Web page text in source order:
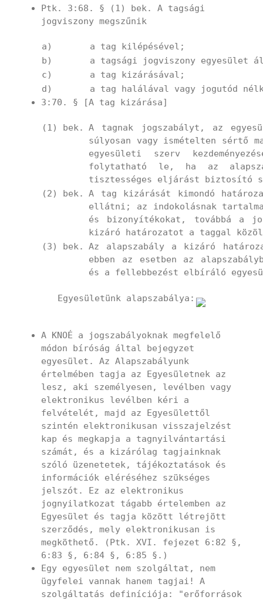
Ptk. 3:68. § (1) bek. A tagsági
jogviszony megszűnik
a)
a tag kilépésével;
b)
a tagsági jogviszony egyesület
c)
a tag kizárásával;
d)
a tag halálával vagy jogutód
3:70. § [A tag kizárása]
(1) bek.
A tagnak jogszabályt, az
súlyosan vagy ismételten sértő
egyesületi szerv
folytatható le, ha az
tisztességes eljárást biztosító
(2) bek.
A tag kizárását kimondó
ellátni; az indokolásnak
és bizonyítékokat, továbbá a
kizáró határozatot a taggal
(3) bek.
Az alapszabály a kizáró
ebben az esetben az
és a fellebbezést elbíráló
Egyesületünk alapszabálya:
A KNOÉ a jogszabályoknak megfelelő
módon bíróság által bejegyzet
egyesület. Az Alapszabályunk
értelmében tagja az Egyesületnek az
lesz, aki személyesen, levélben vagy
elektronikus levélben kéri a
felvételét, majd az Egyesülettől
szintén elektronikusan visszajelzést
kap és megkapja a tagnyilvántartási
számát, és a kizárólag tagjainknak
szóló üzenetetek, tájékoztatások és
információk eléréséhez szükséges
jelszót. Ez az elektronikus
jognyilatkozat tágabb értelemben az
Egyesület és tagja között létrejött
szerződés, mely elektronikusan is
megköthető. (Ptk. XVI. fejezet 6:82 §,
6:83 §, 6:84 §, 6:85 §.)
Egy egyesület nem szolgáltat, nem
ügyfelei vannak hanem tagjai! A
szolgáltatás definíciója: "erőforrások